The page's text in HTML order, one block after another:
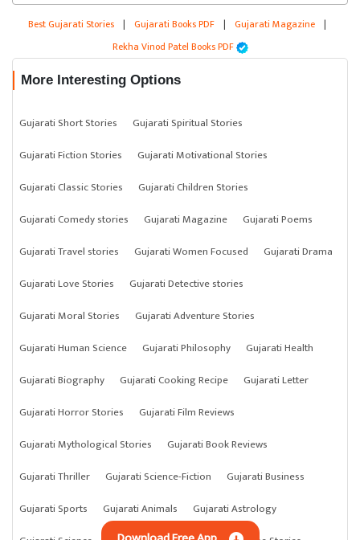
Best Gujarati Stories | Gujarati Books PDF | Gujarati Magazine |
Rekha Vinod Patel Books PDF
More Interesting Options
Gujarati Short Stories
Gujarati Spiritual Stories
Gujarati Fiction Stories
Gujarati Motivational Stories
Gujarati Classic Stories
Gujarati Children Stories
Gujarati Comedy stories
Gujarati Magazine
Gujarati Poems
Gujarati Travel stories
Gujarati Women Focused
Gujarati Drama
Gujarati Love Stories
Gujarati Detective stories
Gujarati Moral Stories
Gujarati Adventure Stories
Gujarati Human Science
Gujarati Philosophy
Gujarati Health
Gujarati Biography
Gujarati Cooking Recipe
Gujarati Letter
Gujarati Horror Stories
Gujarati Film Reviews
Gujarati Mythological Stories
Gujarati Book Reviews
Gujarati Thriller
Gujarati Science-Fiction
Gujarati Business
Gujarati Sports
Gujarati Animals
Gujarati Astrology